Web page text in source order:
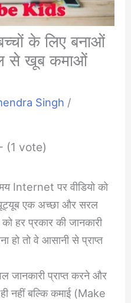
के लिए बनाओं
से खूब कमाओं
Singh /
(1 vote)
Internet पर वीडियो को
एक अच्छा और सरल
हर प्रकार की जानकारी
हो तो वे आसानी से प्राप्त
प्राप्त करने और
नहीं बल्कि कमाई (Make